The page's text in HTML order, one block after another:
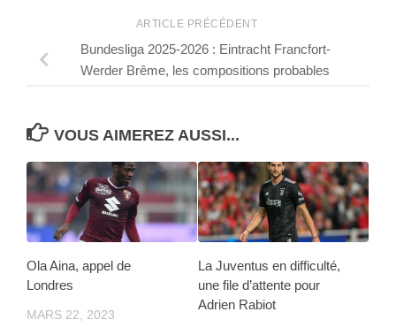
ARTICLE PRÉCÉDENT
Bundesliga 2025-2026 : Eintracht Francfort-
Werder Brême, les compositions probables
VOUS AIMEREZ AUSSI...
Ola Aina, appel de
Londres
MARS 22, 2023
La Juventus en difficulté,
une file d’attente pour
Adrien Rabiot